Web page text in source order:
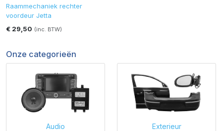
Raammechaniek rechter
voordeur Jetta
€ 29,50 (inc. BTW)
Onze categorieën
Audio Exterieur